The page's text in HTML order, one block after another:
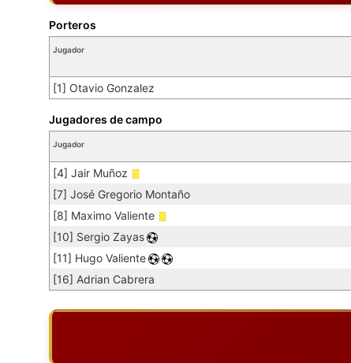
Jugador
[1] Otavio Gonzalez
Porteros
Jugador
[4] Jair Muñoz
[7] José Gregorio Montaño
[8] Maximo Valiente
[10] Sergio Zayas
[11] Hugo Valiente
[16] Adrian Cabrera
Jugadores de campo